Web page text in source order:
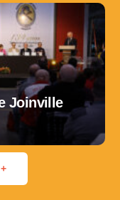
Joinville